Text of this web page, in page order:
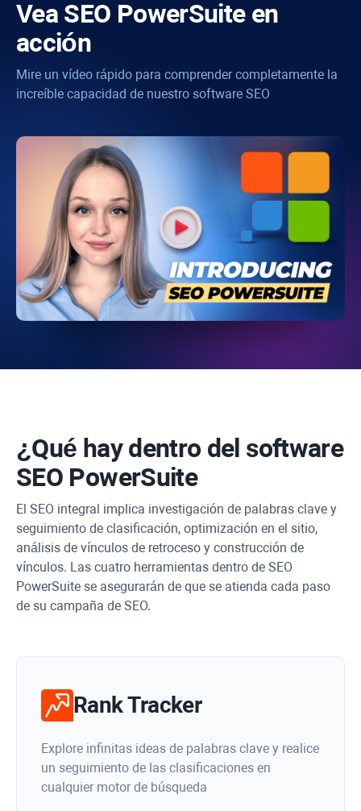
Vea SEO PowerSuiteen
acción
Mire un vídeo rápido para comprender completamente la
increíble capacidad de nuestro software SEO
¿Qué hay dentro del software
SEO PowerSuite
El SEO integral implica investigación de palabras clave y
seguimiento de clasificación, optimización en el sitio,
análisis de vínculos de retroceso y construcción de
vínculos. Las cuatro herramientas dentro de SEO
PowerSuite se asegurarán de que se atienda cada paso
de su campaña de SEO.
Rank Tracker
Explore infinitas ideas de palabras clave y realice
un seguimiento de las clasificaciones en
cualquier motor de búsqueda